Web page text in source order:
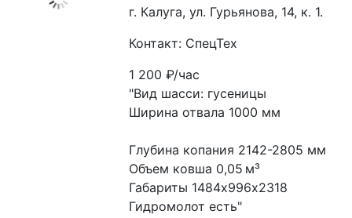
г. Калуга, ул. Гурьянова, 14, к. 1.
Контакт: СпецТех
1 200₽/час
"Вид шасси: гусеницы
Ширина отвала 1000 мм
Глубина копания 2142-2805 мм
Объем ковша 0,05 м³
Габариты 1484х996х2318
Гидромолот есть"